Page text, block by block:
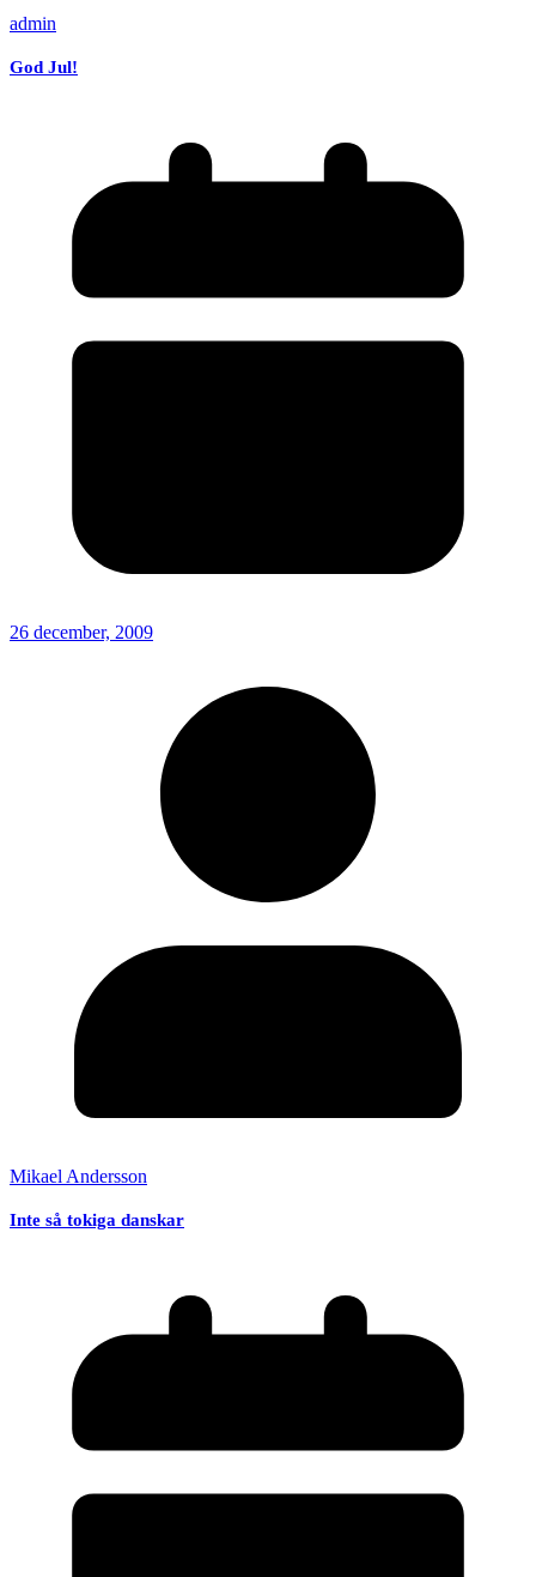
admin
God Jul!
26 december, 2009
Mikael Andersson
Inte så tokiga danskar